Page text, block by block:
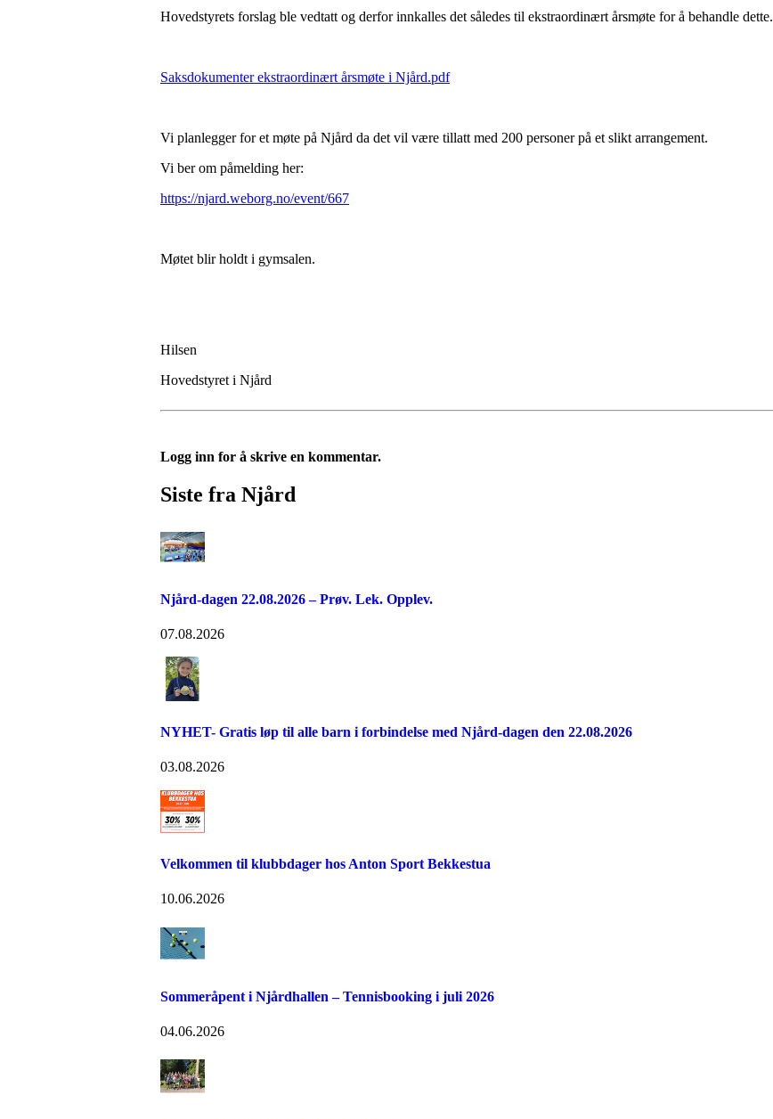
Hovedstyrets forslag ble vedtatt og derfor innkalles det således til ekstraordinært årsmøte for å behandle dette.
Saksdokumenter ekstraordinært årsmøte i Njård.pdf
Vi planlegger for et møte på Njård da det vil være tillatt med 200 personer på et slikt arrangement.
Vi ber om påmelding her:
https://njard.weborg.no/event/667
Møtet blir holdt i gymsalen.
Hilsen
Hovedstyret i Njård
Logg inn for å skrive en kommentar.
Siste fra Njård
Njård-dagen 22.08.2026 – Prøv. Lek. Opplev.
07.08.2026
NYHET- Gratis løp til alle barn i forbindelse med Njård-dagen den 22.08.2026
03.08.2026
Velkommen til klubbdager hos Anton Sport Bekkestua
10.06.2026
Sommeråpent i Njårdhallen – Tennisbooking i juli 2026
04.06.2026